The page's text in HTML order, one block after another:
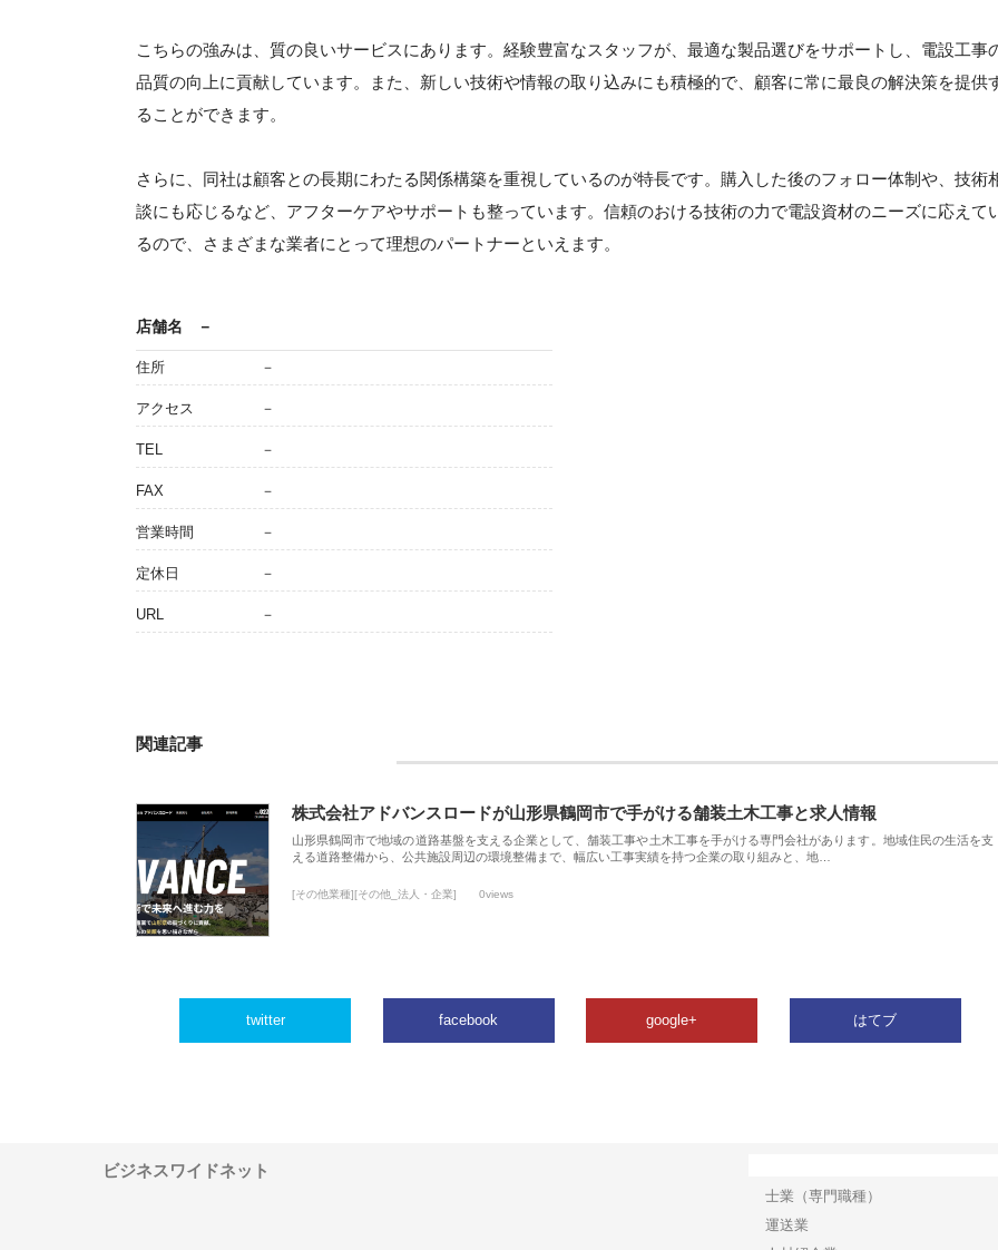
こちらの強みは、質の良いサービスにあります。経験豊富なスタッフが、最適な製品選びをサポートし、電設工事
品質の向上に貢献しています。また、新しい技術や情報の取り込みにも積極的で、顧客に常に最良の解決策を提供
ることができます。
さらに、同社は顧客との長期にわたる関係構築を重視しているのが特長です。購入した後のフォロー体制や、技術
談にも応じるなど、アフターケアやサポートも整っています。信頼のおける技術の力で電設資材のニーズに応えて
るので、さまざまな業者にとって理想のパートナーといえます。
店舗名 －
住所 －
アクセス －
TEL －
FAX －
営業時間 －
定休日 －
URL －
関連記事
株式会社アドバンスロードが山形県鶴岡市で手がける舗装土木工事と求人情報
山形県鶴岡市で地域の道路基盤を支える企業として、舗装工事や土木工事を手がける専門会社があります。地域住民の生活を支
える道路整備から、公共施設周辺の環境整備まで、幅広い工事実績を持つ企業の取り組みと、地…
[その他業種][その他_法人・企業] 0views
twitter facebook google+ はてブ
ビジネスワイドネット
士業（専門職種）
運送業